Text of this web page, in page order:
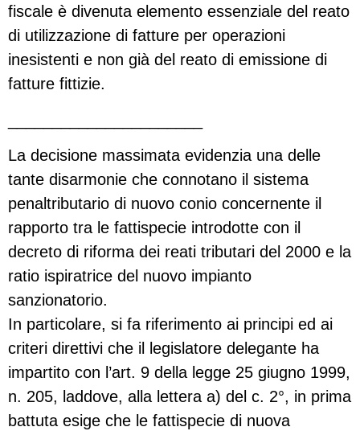
fiscale è divenuta elemento essenziale del reato
di utilizzazione di fatture per operazioni
inesistenti e non già del reato di emissione di
fatture fittizie.
La decisione massimata evidenzia una delle
tante disarmonie che connotano il sistema
penaltributario di nuovo conio concernente il
rapporto tra le fattispecie introdotte con il
decreto di riforma dei reati tributari del 2000 e la
ratio ispiratrice del nuovo impianto
sanzionatorio.
In particolare, si fa riferimento ai principi ed ai
criteri direttivi che il legislatore delegante ha
impartito con l’art. 9 della legge 25 giugno 1999,
n. 205, laddove, alla lettera a) del c. 2°, in prima
battuta esige che le fattispecie di nuova